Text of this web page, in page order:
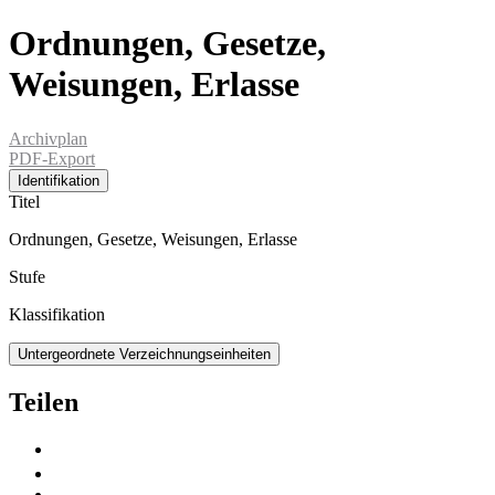
Ordnungen, Gesetze,
Weisungen, Erlasse
Archivplan
PDF-Export
Identifikation
Titel
Ordnungen, Gesetze, Weisungen, Erlasse
Stufe
Klassifikation
Untergeordnete Verzeichnungseinheiten
Teilen